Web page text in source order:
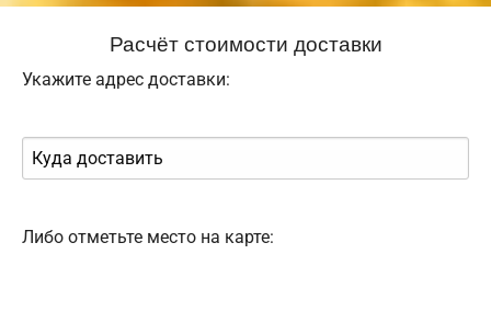
Расчёт стоимости доставки
Укажите адрес доставки:
Либо отметьте место на карте: